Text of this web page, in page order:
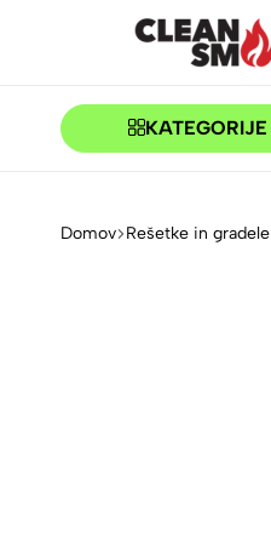
TRGOVINA
KATEGORIJE
Domov Rešetke in gradele